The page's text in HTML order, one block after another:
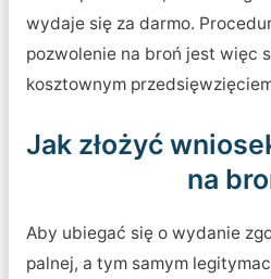
wydaje się za darmo.
pozwolenie na broń jest więc
kosztownym
Jak złożyć
na
Aby ubiegać się o wydanie
palnej, a tym samym